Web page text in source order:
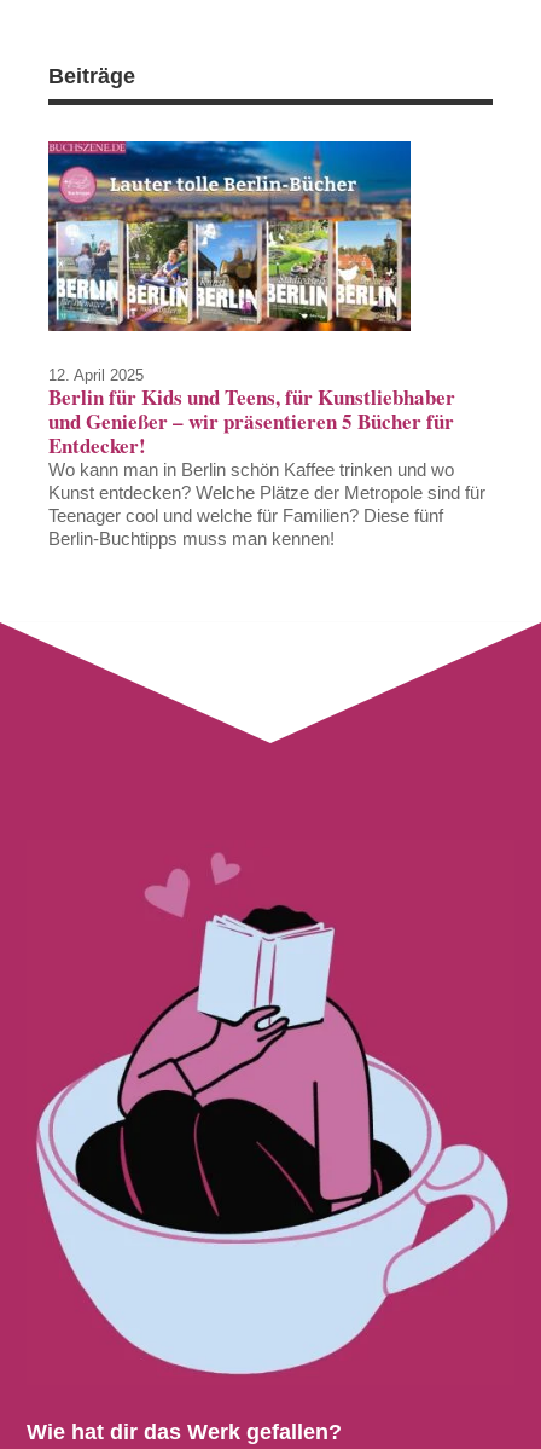
Beiträge
12. April 2025
Berlin für Kids und Teens, für Kunstliebhaber
und Genießer – wir präsentieren 5 Bücher für
Entdecker!
Wo kann man in Berlin schön Kaffee trinken und wo
Kunst entdecken? Welche Plätze der Metropole sind für
Teenager cool und welche für Familien? Diese fünf
Berlin-Buchtipps muss man kennen!
Wie hat dir das Werk gefallen?